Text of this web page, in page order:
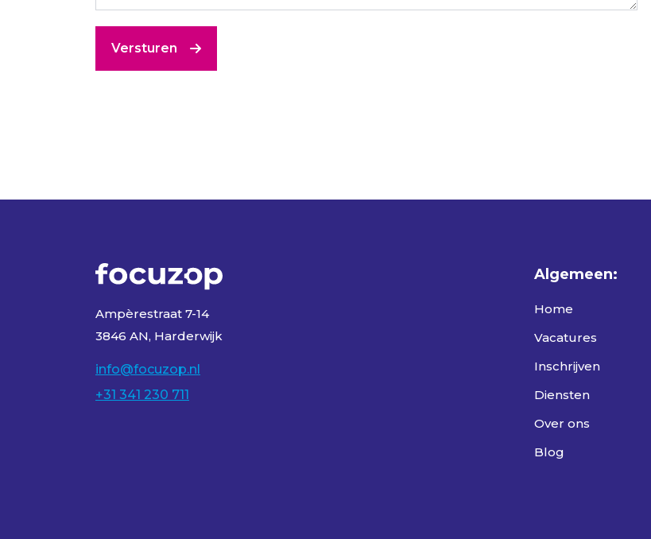
Versturen
Ampèrestraat 7-14
3846 AN, Harderwijk
info@focuzop.nl
+31 341 230 711
Algemeen:
Home
Vacatures
Inschrijven
Diensten
Over ons
Blog